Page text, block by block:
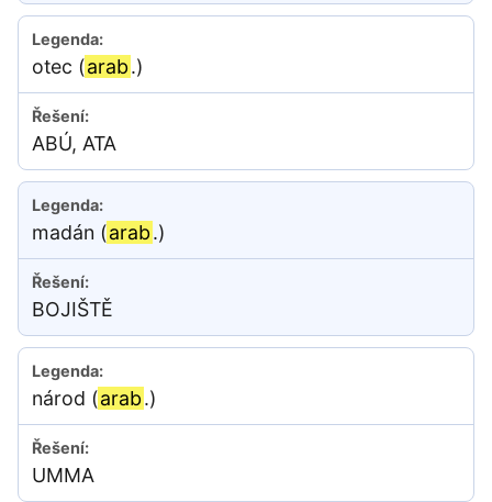
otec (arab.)
ABÚ, ATA
madán (arab.)
BOJIŠTĚ
národ (arab.)
UMMA